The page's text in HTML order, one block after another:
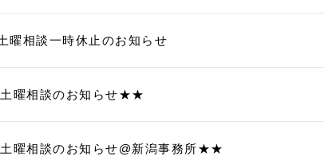
相談一時休止のお知らせ
曜相談のお知らせ★★
曜相談のお知らせ@新潟事務所★★